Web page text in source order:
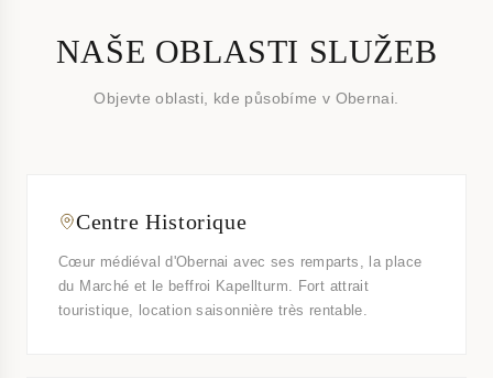
NAŠE OBLASTI SLUŽEB
Objevte oblasti, kde působíme v Obernai.
Centre Historique
Cœur médiéval d'Obernai avec ses remparts, la place
du Marché et le beffroi Kapellturm. Fort attrait
touristique, location saisonnière très rentable.